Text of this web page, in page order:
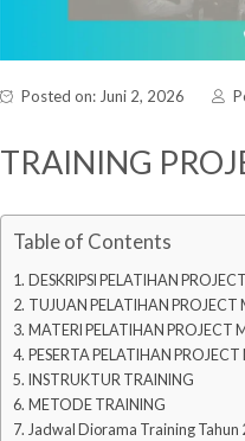
Posted on: Juni 2, 2026
TRAINING
Table of Contents
DESKRIPSI PELATIHAN
TUJUAN PELATIHAN
MATERI PELATIHAN PROJECT
PESERTA PELATIHAN
INSTRUKTUR TRAINING
METODE TRAINING
Jadwal Diorama Training Tahun